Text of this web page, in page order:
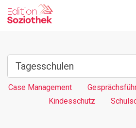
Case Management
Kindesschutz